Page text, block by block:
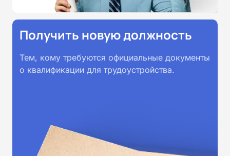
Получить новую должность
Тем, кому требуются официальные документы
о квалификации для трудоустройства.